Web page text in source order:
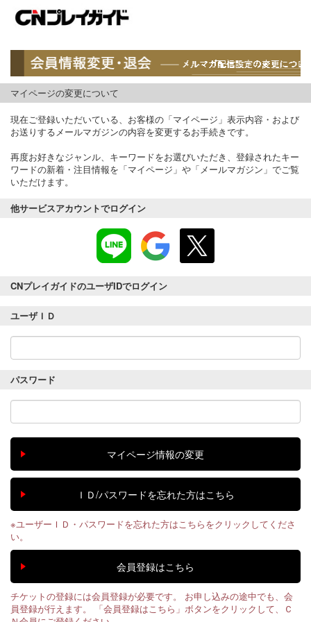
マイページの変更について
現在ご登録いただいている、お客様の「マイページ」表示内容・および
お送りするメールマガジンの内容を変更するお手続きです。
再度お好きなジャンル、キーワードをお選びいただき、登録されたキー
ワードの新着・注目情報を「マイページ」や「メールマガジン」でご覧
いただけます。
他サービスアカウントでログイン
CNプレイガイドのユーザIDでログイン
ユーザＩＤ
パスワード
※ユーザーＩＤ・パスワードを忘れた方はこちらをクリックしてくださ
い。
チケットの登録には会員登録が必要です。 お申し込みの途中でも、会
員登録が行えます。 「会員登録はこちら」ボタンをクリックして、Ｃ